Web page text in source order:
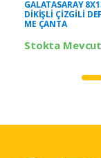
GALATASARAY
DİKİŞLİ ÇİZGİLİ
ME ÇANTA
Stokta Mevcut